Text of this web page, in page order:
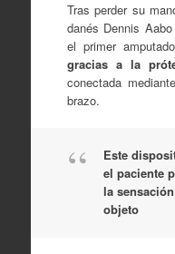
Tras perder su
danés Dennis
el primer
gracias a la
conectada
brazo.
Este
el paciente
la
objeto